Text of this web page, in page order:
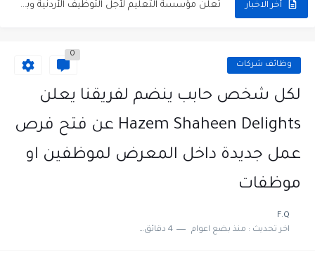
أخر الاخبار تعلن مؤسسة التعليم لأجل التوظيف الأردنية وبالشراكة مع أكاديمية جولانسرالمجاني
مسؤول مبيعات وتسويق المستلزمات الطبية وظائف شركات
0
لكل شخص حابب ينضم لفريقنا يعلن
Hazem Shaheen Delights عن فتح فرص
عمل جديدة داخل المعرض لموظفين او
موظفات
F.Q
اخر تحديث : منذ بضع اعوام 4 دقائق للقراءة